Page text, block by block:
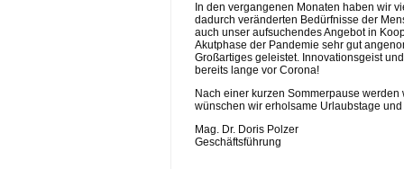
In den vergangenen Monaten haben wir
dadurch veränderten Bedürfnisse der
auch unser aufsuchendes Angebot in
Akutphase der Pandemie sehr gut
Großartiges geleistet. Innovationsgeist
bereits lange vor Corona!
Nach einer kurzen Sommerpause
wünschen wir erholsame Urlaubstage
Mag. Dr. Doris Polzer
Geschäftsführung